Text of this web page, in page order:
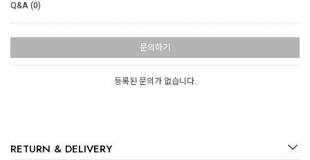
Q&A (0)
문의하기
등록된 문의가 없습니다.
RETURN & DELIVERY